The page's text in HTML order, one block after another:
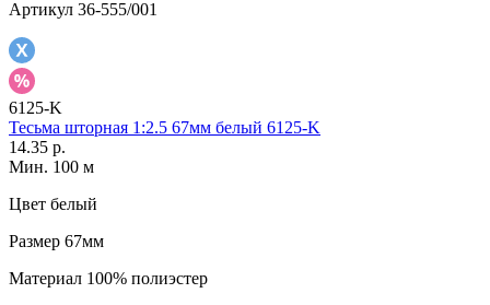
Артикул 36-555/001
6125-K
Тесьма шторная 1:2.5 67мм белый 6125-K
14.35 р.
Мин. 100 м
Цвет белый
Размер 67мм
Материал 100% полиэстер